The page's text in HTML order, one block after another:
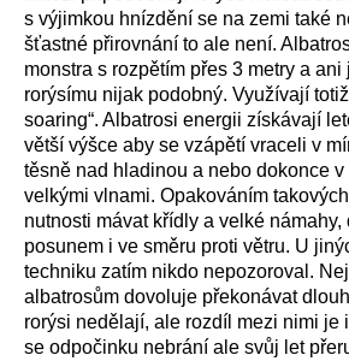
s výjimkou hnízdění se na zemi také
šťastné přirovnání to ale není.
monstra s rozpětím přes 3 metry a
rorýsímu nijak podobný. Využívají
soaring“. Albatrosi energii získávají
větší výšce aby se vzápětí vraceli v
těsně nad hladinou a nebo dokonce
velkými vlnami. Opakováním
nutnosti mávat křídly a velké
posunem i ve směru proti větru. U
techniku zatím nikdo nepozoroval.
albatrosům dovoluje překonávat
rorýsi nedělají, ale rozdíl mezi nimi je
se odpočinku nebrání ale svůj let